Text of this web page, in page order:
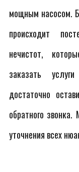
мощным насосом.
происходит
нечистот,
заказать
достаточно
обратного
уточнения всех